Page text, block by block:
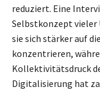
reduziert. Eine
Selbstkonzept vieler
sie sich stärker auf
konzentrieren,
Kollektivitätsdruck
Digitalisierung hat